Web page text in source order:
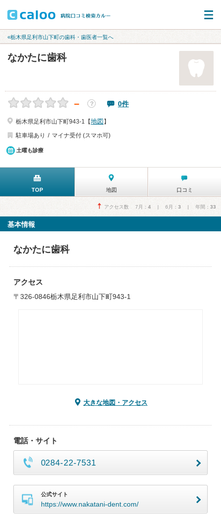
«栃木県足利市山下町の歯科・歯医者一覧へ
なかたに歯科
－ ？ 0件
栃木県足利市山下町943-1【地図 】
駐車場あり
マイナ受付 (スマホ可)
土曜も診療
TOP 地図 口コミ
アクセス数 7月： 4 | 6月： 3 | 年間： 33
基本情報
なかたに歯科
アクセス
〒326-0846栃木県足利市山下町943-1
大きな地図・アクセス
電話・サイト
0284-22-7531
公式サイト
https://www.nakatani-dent.com/